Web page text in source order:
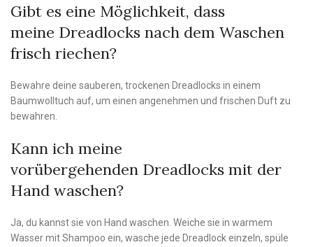
Gibt es eine Möglichkeit, dass
meine Dreadlocks nach dem Waschen
frisch riechen?
Bewahre deine sauberen, trockenen Dreadlocks in einem
Baumwolltuch auf, um einen angenehmen und frischen Duft zu
bewahren.
Kann ich meine
vorübergehenden Dreadlocks mit der
Hand waschen?
Ja, du kannst sie von Hand waschen. Weiche sie in warmem
Wasser mit Shampoo ein, wasche jede Dreadlock einzeln, spüle